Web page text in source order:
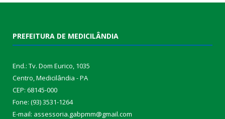
PREFEITURA DE MEDICILÂNDIA
End.: Tv. Dom Eurico, 1035
Centro, Medicilândia - PA
CEP: 68145-000
Fone: (93) 3531-1264
E-mail: assessoria.gabpmm@gmail.com